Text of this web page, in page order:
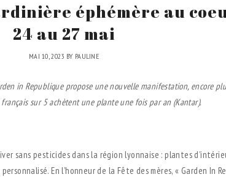
éphémère au
24 au 27 mai
MAI 10, 2023 BY PAULINE
in Republique propose une nouvelle manifestation, encore
français sur 5 achètent une plante une fois par an (Kantar).
sans pesticides dans la région lyonnaise : plantes
En l’honneur de la Fête des mères, « Garden In